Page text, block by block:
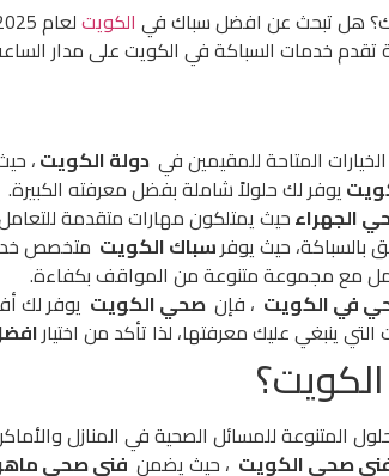
هل تبحث عن افضل سباك في الكويت
خدمات السباكة في الكويت على مدار
المتاحة للمقيمين في دولة الكويت،
يوفر لك حلولاً شاملة بفضل معرفته الكبيرة.
الجهراءحيث يمتلكون مهارات متقدمة
بالسباكة، حيث يوفرسباك الكويت متخصص
مع مجموعة متنوعة من المواقف بكفاءة.
في الكويت ، فإن صحي الكويت يوفر لك
التي ينبغي عليك معرفتها، لذا تأكد من اختيار
المتنوعة للمسائل الصحية في المنازل
صحي الكويت ، حيث يضمنفني صحي